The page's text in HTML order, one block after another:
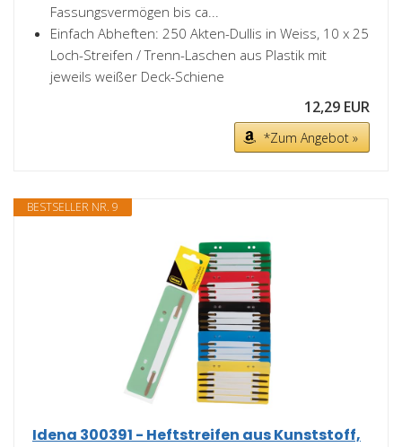
Fassungsvermögen bis ca...
Einfach Abheften: 250 Akten-Dullis in Weiss, 10 x 25
Loch-Streifen / Trenn-Laschen aus Plastik mit
jeweils weißer Deck-Schiene
12,29 EUR
*Zum Angebot »
BESTSELLER NR. 9
Idena 300391 - Heftstreifen aus Kunststoff,